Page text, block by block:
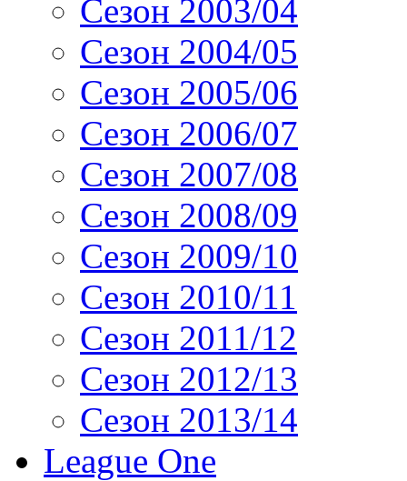
Сезон 2003/04
Сезон 2004/05
Сезон 2005/06
Сезон 2006/07
Сезон 2007/08
Сезон 2008/09
Сезон 2009/10
Сезон 2010/11
Сезон 2011/12
Сезон 2012/13
Сезон 2013/14
League One